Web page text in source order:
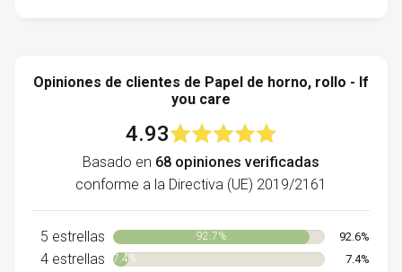
Opiniones de clientes de Papel de horno, rollo - If
you care
4.93
Basado en 68 opiniones verificadas
conforme a la Directiva (UE) 2019/2161
5 estrellas 92.7% 92.6%
4 estrellas 7.4% 7.4%